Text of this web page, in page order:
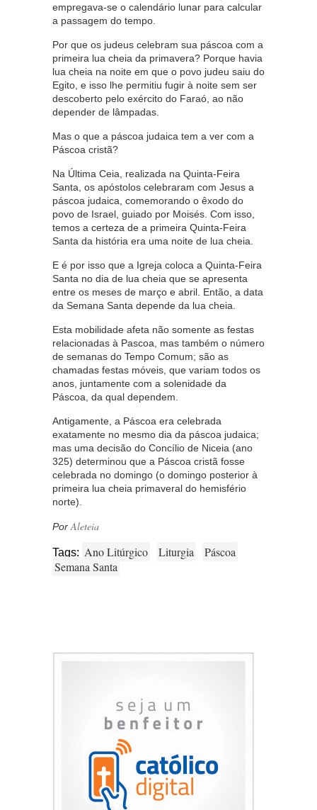
empregava-se o calendário lunar para calcular
a passagem do tempo.
Por que os judeus celebram sua páscoa com a
primeira lua cheia da primavera? Porque havia
lua cheia na noite em que o povo judeu saiu do
Egito, e isso lhe permitiu fugir à noite sem ser
descoberto pelo exército do Faraó, ao não
depender de lâmpadas.
Mas o que a páscoa judaica tem a ver com a
Páscoa cristã?
Na Última Ceia, realizada na Quinta-Feira
Santa, os apóstolos celebraram com Jesus a
páscoa judaica, comemorando o êxodo do
povo de Israel, guiado por Moisés. Com isso,
temos a certeza de a primeira Quinta-Feira
Santa da história era uma noite de lua cheia.
E é por isso que a Igreja coloca a Quinta-Feira
Santa no dia de lua cheia que se apresenta
entre os meses de março e abril. Então, a data
da Semana Santa depende da lua cheia.
Esta mobilidade afeta não somente as festas
relacionadas à Pascoa, mas também o número
de semanas do Tempo Comum; são as
chamadas festas móveis, que variam todos os
anos, juntamente com a solenidade da
Páscoa, da qual dependem.
Antigamente, a Páscoa era celebrada
exatamente no mesmo dia da páscoa judaica;
mas uma decisão do Concílio de Niceia (ano
325) determinou que a Páscoa cristã fosse
celebrada no domingo (o domingo posterior à
primeira lua cheia primaveral do hemisfério
norte).
Por Aleteia
Tags: Ano Litúrgico Liturgia
Páscoa
Semana Santa